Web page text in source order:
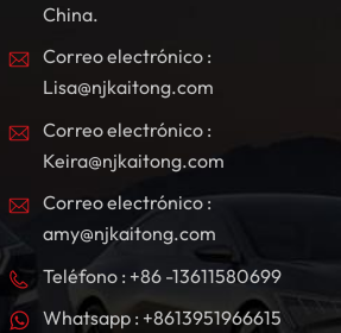
China.
Correo electrónico :
Lisa@njkaitong.com
Correo electrónico :
Keira@njkaitong.com
Correo electrónico :
amy@njkaitong.com
Teléfono : +86 -13611580699
Whatsapp : +8613951966615